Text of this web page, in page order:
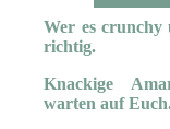
Wer es crunchy
richtig.
Knackige
warten auf